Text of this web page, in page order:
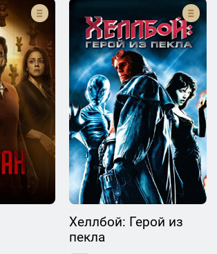
Хеллбой: Герой из
пекла